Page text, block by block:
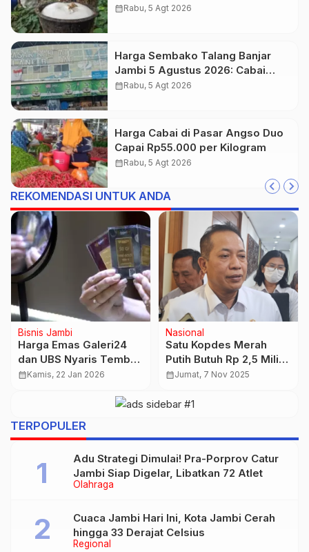
calendar_monthRabu, 5 Agt 2026
Harga Sembako Talang Banjar
Jambi 5 Agustus 2026: Cabai
Rawit Merah Naik Jadi Rp55 Ribu
calendar_monthRabu, 5 Agt 2026
Harga Cabai di Pasar Angso Duo
Capai Rp55.000 per Kilogram
calendar_monthRabu, 5 Agt 2026
REKOMENDASI UNTUK ANDA
Bisnis Jambi
Harga Emas Galeri24
dan UBS Nyaris Tembus
Rp3 Juta
calendar_monthKamis, 22 Jan 2026
Nasional
Satu Kopdes Merah
Putih Butuh Rp 2,5 Miliar
untuk Bangun Kantor
calendar_monthJumat, 7 Nov 2025
TERPOPULER
Olahraga
Adu Strategi Dimulai! Pra-Porprov Catur
Jambi Siap Digelar, Libatkan 72 Atlet
Regional
Cuaca Jambi Hari Ini, Kota Jambi Cerah
hingga 33 Derajat Celsius